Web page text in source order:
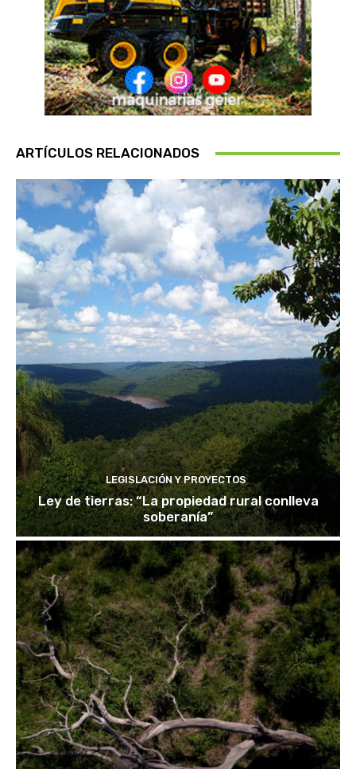
ARTÍCULOS RELACIONADOS
LEGISLACIÓN Y PROYECTOS
Ley de tierras: “La propiedad rural conlleva
soberanía”